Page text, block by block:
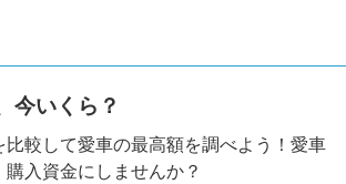
今いくら？
比較して愛車の最高額を調べよう！愛車
入資金にしませんか？